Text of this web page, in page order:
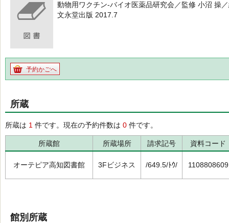
動物用ワクチン-バイオ医薬品研究会／監修 小沼 操
文永堂出版 2017.7
予約かごへ
所蔵
所蔵は 1 件です。現在の予約件数は 0 件です。
所蔵館 所蔵場所 請求記号 資料コード
オーテピア高知図書館 3Fビジネス /649.5/ﾄｳ/ 1108808609
館別所蔵